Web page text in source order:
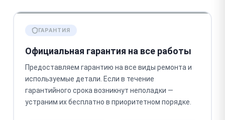
ГАРАНТИЯ
Официальная гарантия на все работы
Предоставляем гарантию на все виды ремонта и
используемые детали. Если в течение
гарантийного срока возникнут неполадки —
устраним их бесплатно в приоритетном порядке.